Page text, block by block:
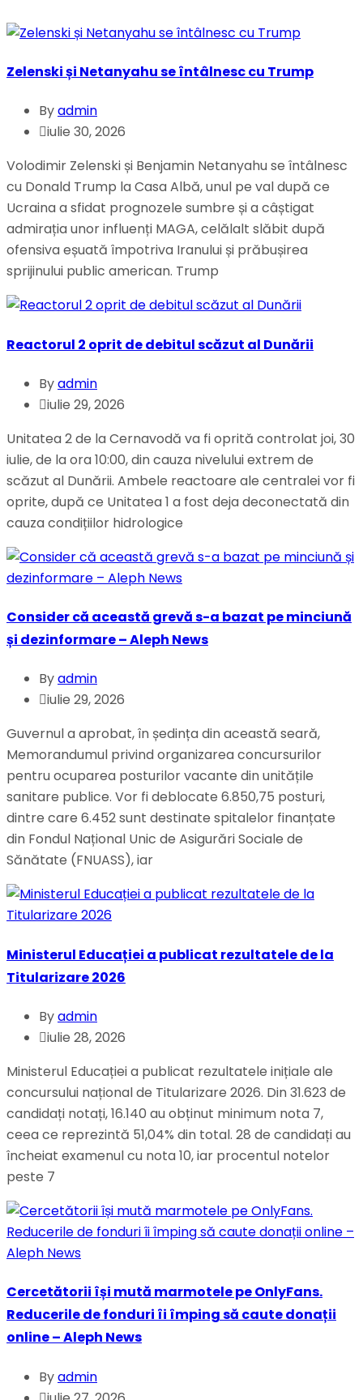
Zelenski și Netanyahu se întâlnesc cu Trump
Byadmin
iulie 30, 2026
Volodimir Zelenski și Benjamin Netanyahu se întâlnesc
cu Donald Trump la Casa Albă, unul pe val după ce
Ucraina a sfidat prognozele sumbre și a câștigat
admirația unor influenți MAGA, celălalt slăbit după
ofensiva eșuată împotriva Iranului și prăbușirea
sprijinului public american. Trump
Reactorul 2 oprit de debitul scăzut al Dunării
Byadmin
iulie 29, 2026
Unitatea 2 de la Cernavodă va fi oprită controlat joi, 30
iulie, de la ora 10:00, din cauza nivelului extrem de
scăzut al Dunării. Ambele reactoare ale centralei vor fi
oprite, după ce Unitatea 1 a fost deja deconectată din
cauza condițiilor hidrologice
Consider că această grevă s-a bazat pe minciună
și dezinformare – Aleph News
Byadmin
iulie 29, 2026
Guvernul a aprobat, în ședința din această seară,
Memorandumul privind organizarea concursurilor
pentru ocuparea posturilor vacante din unitățile
sanitare publice. Vor fi deblocate 6.850,75 posturi,
dintre care 6.452 sunt destinate spitalelor finanțate
din Fondul Național Unic de Asigurări Sociale de
Sănătate (FNUASS), iar
Ministerul Educației a publicat rezultatele de la
Titularizare 2026
Byadmin
iulie 28, 2026
Ministerul Educației a publicat rezultatele inițiale ale
concursului național de Titularizare 2026. Din 31.623 de
candidați notați, 16.140 au obținut minimum nota 7,
ceea ce reprezintă 51,04% din total. 28 de candidați au
încheiat examenul cu nota 10, iar procentul notelor
peste 7
Cercetătorii își mută marmotele pe OnlyFans.
Reducerile de fonduri îi împing să caute donații
online – Aleph News
Byadmin